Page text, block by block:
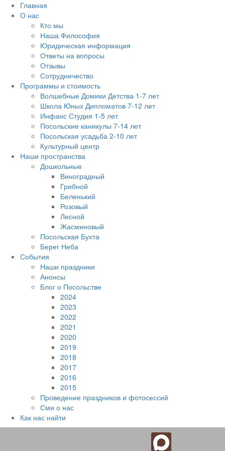
Главная
О нас
Кто мы
Наша Философия
Юридическая информация
Ответы на вопросы
Отзывы
Сотрудничество
Программы и стоимость
Волшебные Домики Детства 1-7 лет
Школа Юных Дипломатов 7-12 лет
Инфанс Студия 1-5 лет
Посольские каникулы 7-14 лет
Посольская усадьба 2-10 лет
Культурный центр
Наши пространства
Дошкольные
Виноградный
Грибной
Беленький
Розовый
Лесной
Жасминовый
Посольская Бухта
Берег Неба
События
Наши праздники
Анонсы
Блог о Посольстве
2024
2023
2022
2021
2020
2019
2018
2017
2016
2015
Проведение праздников и фотосессий
Сми о нас
Как нас найти